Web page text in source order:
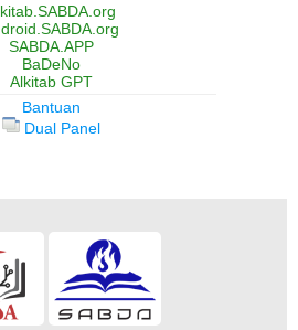
SABDA.APP
BaDeNo
Alkitab GPT
Bantuan
Dual Panel